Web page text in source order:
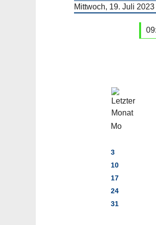
Mittwoch, 19. Juli 2023
Mo
3
10
17
24
31